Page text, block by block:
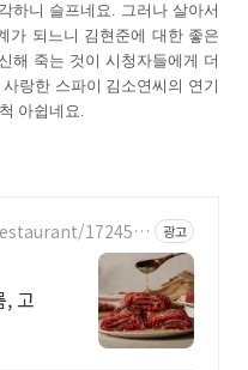
하니 슬프네요. 그러나 살아서
가 되느니 김현준에 대한 좋은
해 죽는 것이 시청자들에게 더
랑한 스파이 김소연씨의 연기
아쉽네요.
172456
광고
, 고